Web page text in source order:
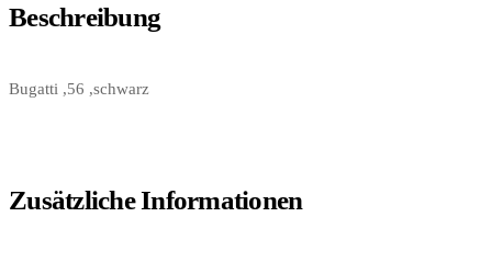
Beschreibung
Bugatti ,56 ,schwarz
Zusätzliche Informationen